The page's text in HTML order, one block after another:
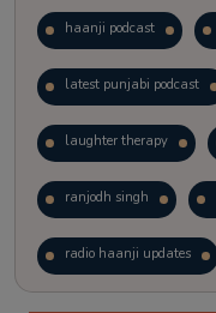
haanji podcast
latest punjabi podcast
laughter therapy
ranjodh singh
radio haanji updates
kitaab kahani